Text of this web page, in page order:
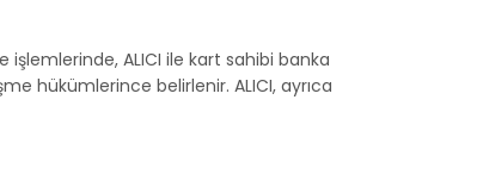
işlemlerinde, ALICI ile kart sahibi banka
hükümlerince belirlenir. ALICI, ayrıca